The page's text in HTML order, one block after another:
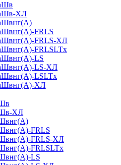
ХЛ
FRLS
FRLS-ХЛ
FRLSLTx
LS
LS-ХЛ
LSLTx
ХЛ
ХЛ
FRLS
FRLS-ХЛ
FRLSLTx
LS